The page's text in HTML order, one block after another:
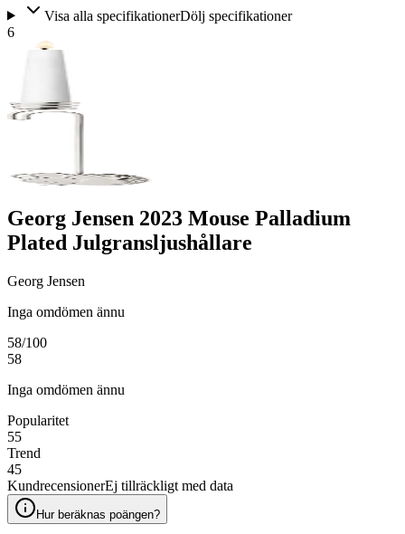
Visa alla specifikationerDölj specifikationer
6
Georg Jensen 2023 Mouse Palladium
Plated Julgransljushållare
Georg Jensen
Inga omdömen ännu
58/100
58
Inga omdömen ännu
Popularitet
55
Trend
45
KundrecensionerEj tillräckligt med data
Hur beräknas poängen?